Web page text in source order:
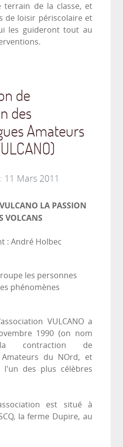
terrain de la classe, et
de loisir périscolaire et
les guideront tout au
de
des
Amateurs
11 Mars 2011
LA PASSION
VOLCANS
: André Holbec
les personnes
phénomènes
VULCANO a
1990 (on nom
contraction de
Amateurs du NOrd‚ et
des plus célèbres
est situé à
la ferme Dupire, au